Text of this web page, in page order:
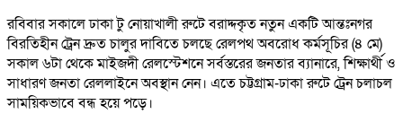
‎রবিবার সকালে ঢাকা টু নোয়াখালী রুটে বরাদ্দকৃত নতুন একটি আন্তঃনগর
বিরতিহীন ট্রেন দ্রুত চালুর দাবিতে চলছে রেলপথ অবরোধ কর্মসূচির (৪ মে)
সকাল ৬টা থেকে মাইজদী রেলস্টেশনে সর্বস্তরের জনতার ব্যানারে, শিক্ষার্থী ও
সাধারণ জনতা রেললাইনে অবস্থান নেন। এতে চট্টগ্রাম-ঢাকা রুটে ট্রেন চলাচল
সাময়িকভাবে বন্ধ হয়ে পড়ে।